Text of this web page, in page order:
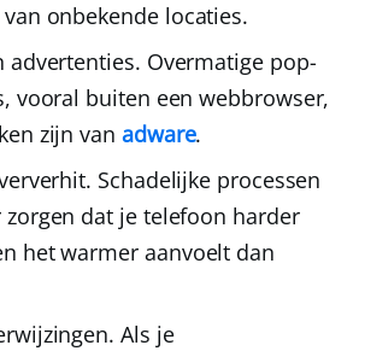
onbekende locaties.
advertenties. Overmatige pop-
vooral buiten een webbrowser,
zijn van adware.
Schadelijke processen
dat je telefoon harder
het warmer aanvoelt dan
Als je